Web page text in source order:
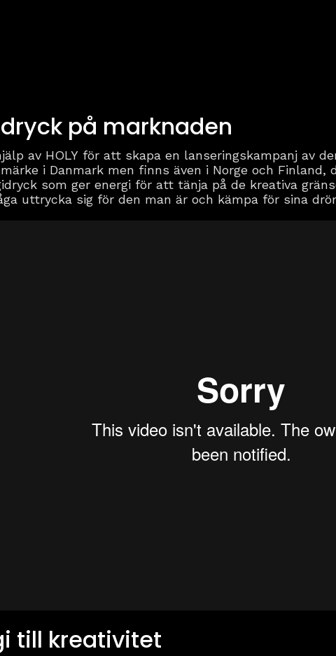
på marknaden
av HOLY för att skapa en lanseringskampanj av
i Danmark men finns även i Norge och
som ger energi för att tänja på de kreativa
uttrycka sig för den man är och kämpa för sina
till kreativitet